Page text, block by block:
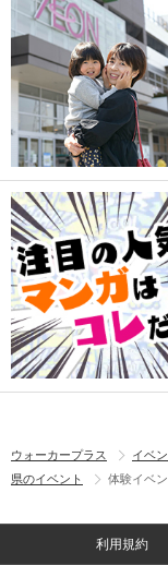
ウォーカープラス イベ
県のイベント
体験イベ
利用規約